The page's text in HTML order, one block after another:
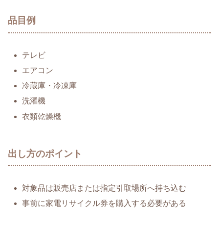
品目例
テレビ
エアコン
冷蔵庫・冷凍庫
洗濯機
衣類乾燥機
出し方のポイント
対象品は販売店または指定引取場所へ持ち込む
事前に家電リサイクル券を購入する必要がある